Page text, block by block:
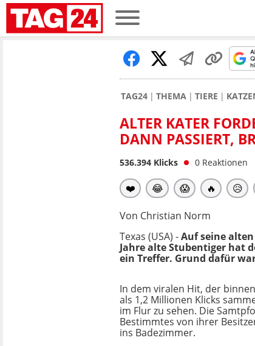
TAG24 THEMA TIERE
ALTER KATER
DANN PASSIERT,
536.394 Klicks 0 Reaktionen
❤️ 😂 😱 🔥 😥
Von Christian Norm
Texas (USA) -Auf seine
Jahre alte Stubentiger hat
ein Treffer. Grund dafür
In dem viralen Hit, der
als 1,2 Millionen Klicks
im Flur zu sehen. Die
Bestimmtes von ihrer
ins Badezimmer.